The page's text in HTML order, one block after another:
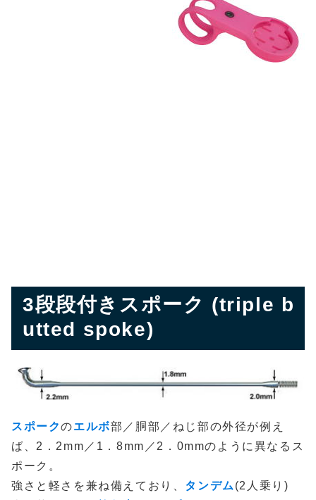
3段段付きスポーク (triple b
utted spoke)
スポークのエルボ部／胴部／ねじ部の外径が例え
ば、2．2mm／1．8mm／2．0mmのように異なるス
ポーク。
強さと軽さを兼ね備えており、 タンデム (2人乗り)